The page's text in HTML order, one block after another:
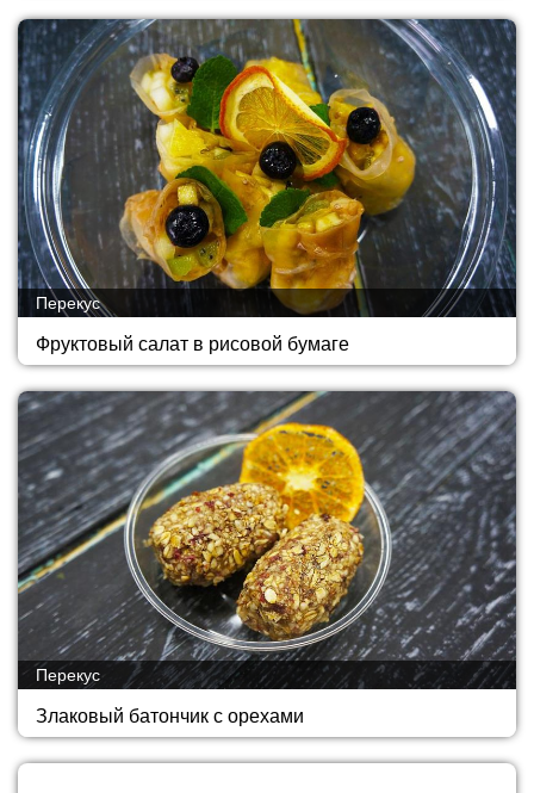
Фруктовый салат в рисовой бумаге
Перекус
Злаковый батончик с орехами
Перекус